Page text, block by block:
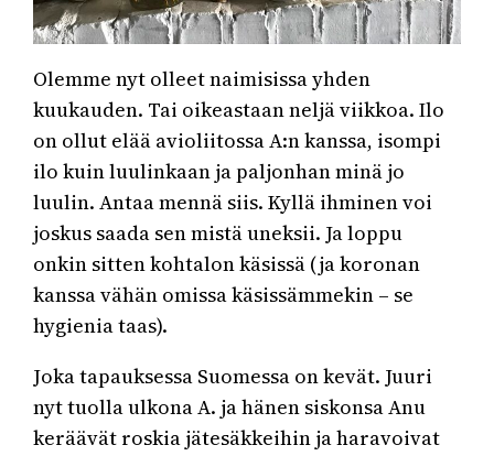
Olemme nyt olleet naimisissa yhden
kuukauden. Tai oikeastaan neljä viikkoa. Ilo
on ollut elää avioliitossa A:n kanssa, isompi
ilo kuin luulinkaan ja paljonhan minä jo
luulin. Antaa mennä siis. Kyllä ihminen voi
joskus saada sen mistä uneksii. Ja loppu
onkin sitten kohtalon käsissä (ja koronan
kanssa vähän omissa käsissämmekin – se
hygienia taas).
Joka tapauksessa Suomessa on kevät. Juuri
nyt tuolla ulkona A. ja hänen siskonsa Anu
keräävät roskia jätesäkkeihin ja haravoivat